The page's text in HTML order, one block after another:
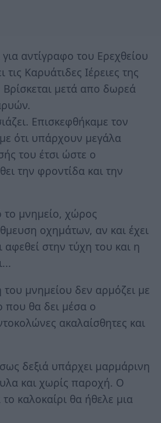
αντίγραφο του Ερεχθείου
Καρυάτιδες Ιέρειες της
μετά απο δωρεά
Επισκεφθήκαμε τον
ότι υπάρχουν μεγάλα
του έτσι ώστε ο
την φροντίδα και την
μνημείο, χώρος
οχημάτων, αν και έχει
αφεθεί στην τύχη του και η
μνημείου δεν αρμόζει με
που θα δει μέσα ο
ακαλαίσθητες και
δεξιά υπάρχει μαρμάρινη
και χωρίς παροχή. Ο
το καλοκαίρι θα ήθελε μια